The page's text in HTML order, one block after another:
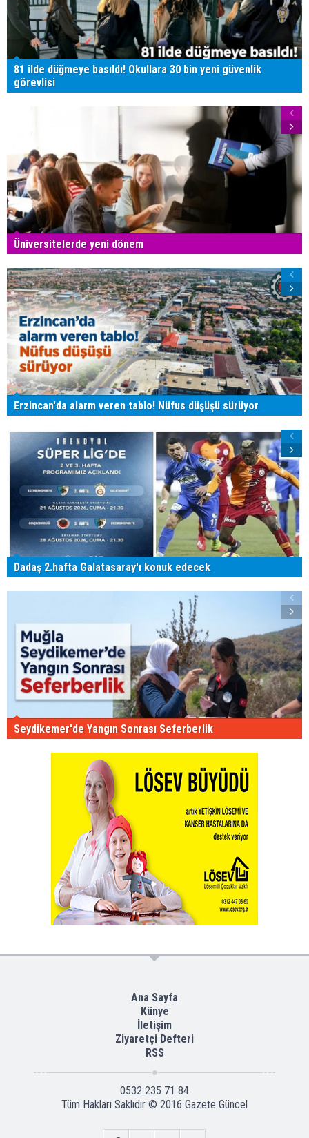
81 ilde düğmeye basıldı! Okullara 30 bin yeni güvenlik
görevlisi
Üniversitelerde yeni dönem
Erzincan'da alarm veren tablo! Nüfus düşüşü sürüyor
Dadaş 2.hafta Galatasaray'ı konuk edecek
Seydikemer'de Yangın Sonrası Seferberlik
Ana Sayfa
Künye
İletişim
Ziyaretçi Defteri
RSS
0532 235 71 84
Tüm Hakları Saklıdır © 2016 Gazete Güncel